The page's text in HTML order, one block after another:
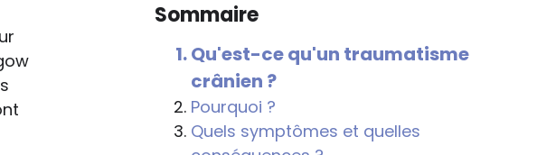
Sommaire
Qu'est-ce qu'un traumatisme
crânien ?
Pourquoi ?
Quels symptômes et quelles